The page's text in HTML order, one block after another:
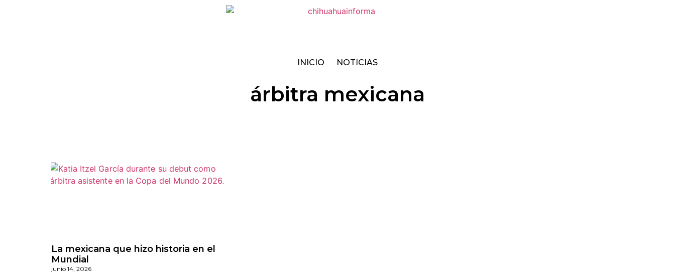
INICIO NOTICIAS
árbitra mexicana
La mexicana que hizo historia en el
Mundial
junio 14, 2026